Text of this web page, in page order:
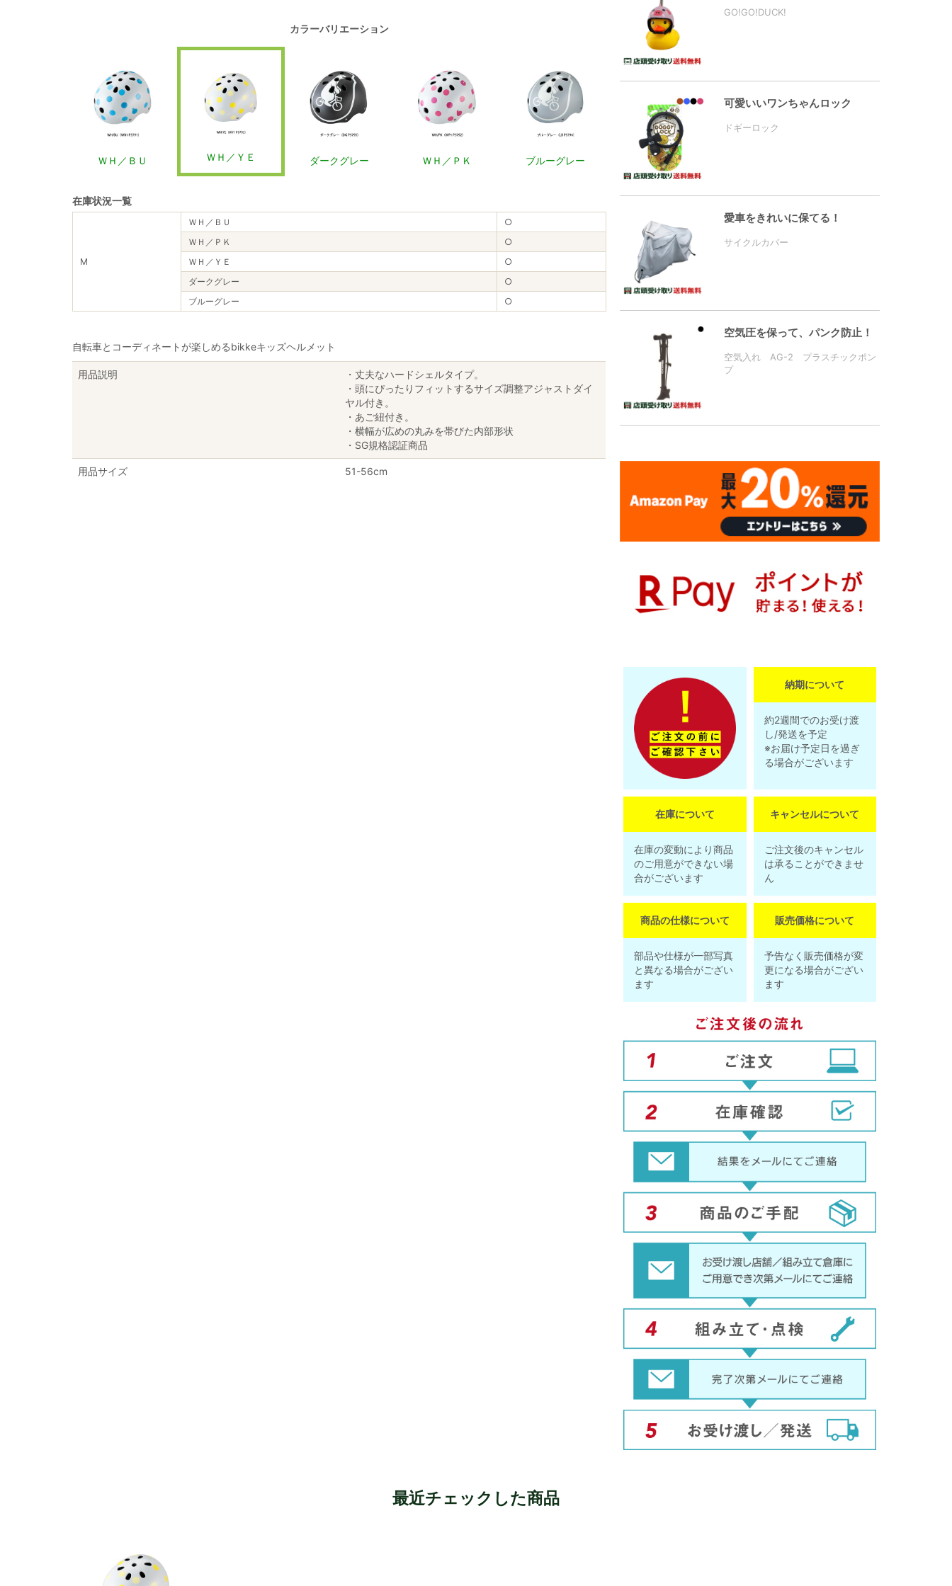
カラーバリエーション
ＷＨ／ＢＵ ＷＨ／ＹＥ ダークグレー ＷＨ／ＰＫ ブルーグレー
在庫状況一覧
M
ＷＨ／ＢＵ
○
ＷＨ／ＰＫ
○
ＷＨ／ＹＥ
○
ダークグレー
○
ブルーグレー
○
自転車とコーディネートが楽しめるbikkeキッズヘルメット
用品説明
・丈夫なハードシェルタイプ。
・頭にぴったりフィットするサイズ調整アジャストダイ
ヤル付き。
・あご紐付き。
・横幅が広めの丸みを帯びた内部形状
・SG規格認証商品
用品サイズ 51-56cm
GO!GO!DUCK!
可愛いいワンちゃんロック
ドギーロック
愛車をきれいに保てる！
サイクルカバー
空気圧を保って、パンク防止！
空気入れ AG-2 プラスチックポン
プ
納期について
約2週間でのお受け渡
し/発送を予定
※お届け予定日を過ぎ
る場合がございます
在庫について
在庫の変動により商品
のご用意ができない場
合がございます
キャンセルについて
ご注文後のキャンセル
は承ることができませ
ん
商品の仕様について
部品や仕様が一部写真
と異なる場合がござい
ます
販売価格について
予告なく販売価格が変
更になる場合がござい
ます
最近チェックした商品